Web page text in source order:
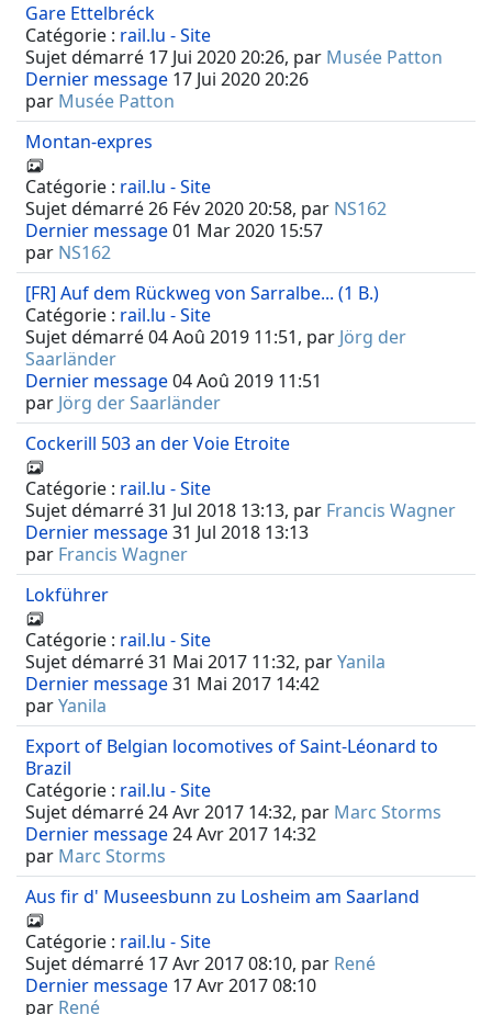
Gare Ettelbréck
Catégorie : rail.lu - Site
Sujet démarré 17 Jui 2020 20:26, par Musée Patton
Dernier message 17 Jui 2020 20:26
par Musée Patton
Montan-expres
Catégorie : rail.lu - Site
Sujet démarré 26 Fév 2020 20:58, par NS162
Dernier message01 Mar 2020 15:57
par NS162
[FR] Auf dem Rückweg von Sarralbe... (1 B.)
Catégorie : rail.lu - Site
Sujet démarré 04 Aoû 2019 11:51, par Jörg der
Saarländer
Dernier message04 Aoû 2019 11:51
par Jörg der Saarländer
Cockerill 503 an der Voie Etroite
Catégorie : rail.lu - Site
Sujet démarré 31 Jul 2018 13:13, par Francis Wagner
Dernier message31 Jul 2018 13:13
par Francis Wagner
Lokführer
Catégorie : rail.lu - Site
Sujet démarré 31 Mai 2017 11:32, parYanila
Dernier message31 Mai 2017 14:42
parYanila
Export of Belgian locomotives of Saint-Léonard to
Brazil
Catégorie : rail.lu - Site
Sujet démarré 24 Avr 2017 14:32, par Marc Storms
Dernier message24 Avr 2017 14:32
par Marc Storms
Aus fir d' Museesbunn zu Losheim am Saarland
Catégorie : rail.lu - Site
Sujet démarré 17 Avr 2017 08:10, par René
Dernier message 17 Avr 2017 08:10
par René